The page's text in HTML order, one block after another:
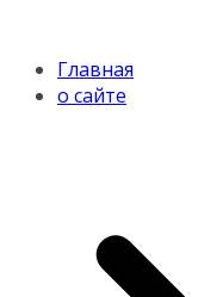
Главная
о сайте